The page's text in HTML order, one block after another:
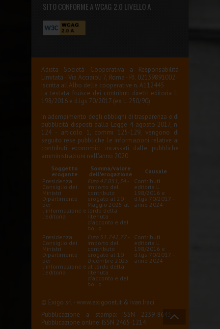
SITO CONFORME A WCAG 2.0 LIVELLO A
Adista Società Cooperativa a Responsabilità
Limitata - Via Acciaioli 7, Roma - P.I. 02139891002 -
Iscritta all'Albo delle cooperative n. A112445
La testata fruisce dei contributi diretti editoria L.
198/2016 e d.lgs 70/2017 (ex L. 250/90)
In adempimento degli obblighi di trasparenza e di
pubblicità disposti dalla Legge 4 agosto 2017, n.
124 - articolo 1, commi 125-129, vengono di
seguito rese pubbliche le informazioni relative ai
contributi economici incassati dalle pubbliche
amministrazioni nell'anno 2020:
Soggetto
erogante
Somma/valore
dell'erogazione
Causale
Presidenza
Consiglio dei
Ministri
Dipartimento
per
l'informazione e
l'editoria
Euro 47.051,34 -
importo del
contributo
erogato al 20
Maggio 2025 al
lordo della
ritenuta
d'acconto e del
bollo
Contributi
editoria L.
198/2016 e
d.lgs 70/2017 –
anno 2024
Presidenza
Consiglio dei
Ministri
Dipartimento
per
l'informazione e
l'editoria
Euro 51.741,77 -
importo del
contributo
erogato al 10
Dicembre 2025
al lordo della
ritenuta
d'acconto e del
bollo
Contributi
editoria L.
198/2016 e
d.lgs 70/2017 –
anno 2024
© Exigo srl -www.exigonet.it & Ivan Iraci
Pubblicazione a stampa: ISSN 2239-8643 -
Pubblicazione online: ISSN 2465-1214